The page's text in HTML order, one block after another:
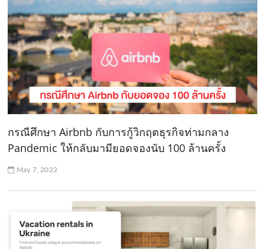
กรณีศึกษา Airbnb กับการกู้วิกฤตธุรกิจท่ามกลาง
Pandemic ให้กลับมามียอดจองนับ 100 ล้านครั้ง
May 7, 2022